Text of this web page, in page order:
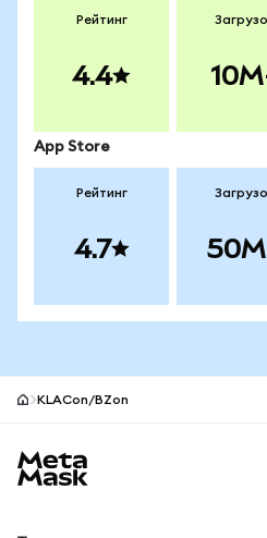
Рейтинг
4.4
App Store
Рейтинг
4.7
KLACon/BZon